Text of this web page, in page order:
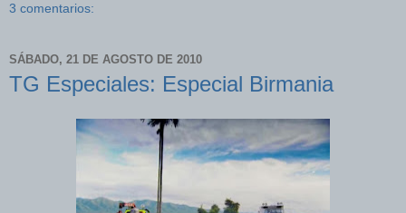
3 comentarios:
SÁBADO, 21 DE AGOSTO DE 2010
TG Especiales: Especial Birmania